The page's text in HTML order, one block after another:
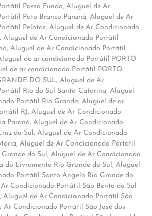
Passo Fundo, Aluguel de Ar
Pato Branco Paraná, Aluguel de Ar
Pelotas, Aluguel de Ar Condicionado
, Aluguel de Ar Condicionado Portátil
, Aluguel de Ar Condicionado Portátil
de ar condicionado Portátil PORTO
de ar condicionado Portátil PORTO
DO SUL, Aluguel de Ar
Rio do Sul Santa Catarina, Aluguel
Portátil Rio Grande, Aluguel de ar
RJ, Aluguel de Ar Condicionado
Paraná, Aluguel de Ar Condicionado
do Sul, Aluguel de Ar Condicionado
, Aluguel de Ar Condicionado Portátil
do Sul, Aluguel de Ar Condicionado
do Livramento Rio Grande do Sul, Aluguel
Portátil Santo Angelo Rio Grande do
Condicionado Portátil São Bento do Sul
, Aluguel de Ar Condicionado Portátil São
Ar Condicionado Portátil São José dos